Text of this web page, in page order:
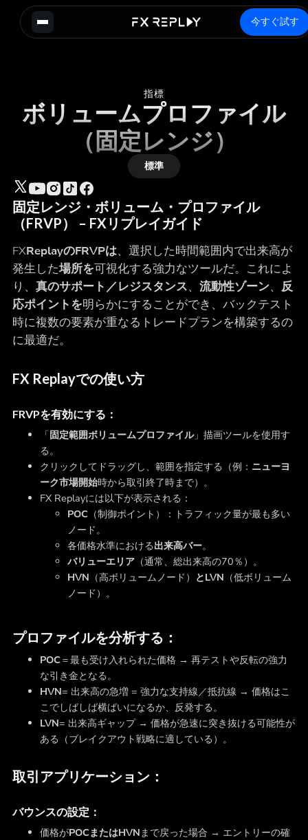
今すぐ試す
指標
ボリュームプロファイル
（固定レンジ）
標準
固定レンジ・ボリューム・プロファイル
（FRVP） – FXリプレイガイド
FXReplayのFRVPは、選択した時間範囲内で出来高が
発生した場所を可視化する強力なツールだ。これによ
り、 真のサポート／レジスタンス、 流動性ゾーン、 反
応ポイントを明らかにすることができ、バックテスト
時に複数の要素が重なるトレードプランを構築するの
に最適だ。
FX Replayでの使い方
FRVPを有効にする：
「固定範囲ボリュームプロファイル」描画ツールを使用す
る。
クリックしてドラッグし、範囲を指定する（例： ニューヨ
ーク市場開始時から取引終了時まで）。
FX Replayには以下が表示される：
POC （制御ポイント）：トラフィック量が最も多い
ノード。
各価格水準における出来高バー。
バリューエリア（通常、総出来高の70％）。
HVN （高ボリュームノード） とLVN （低ボリューム
ノード）。
プロファイルを分析する：
POC ＝最も受け入れられた価格 → 再テストや反転の強力
な引き金となる。
HVN= 出来高の急増 = 強力な支持線／抵抗線 → 価格はこ
こでしばしば横ばいになるか、反発する。
LVN= 出来高ギャップ → 価格が急速に突き抜ける可能性が
ある（ブレイクアウト戦略に適している）。
取引アプリケーション：
バウンスの設定：
価格がPOCまたはHVNまで戻った場合 → エントリーの確